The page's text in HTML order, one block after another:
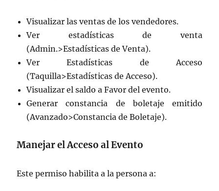
Visualizar las ventas de los vendedores.
Ver estadísticas de venta
(Admin.>Estadísticas de Venta).
Ver Estadísticas de Acceso
(Taquilla>Estadísticas de Acceso).
Visualizar el saldo a Favor del evento.
Generar constancia de boletaje emitido
(Avanzado>Constancia de Boletaje).
Manejar el Acceso al Evento
Este permiso habilita a la persona a: